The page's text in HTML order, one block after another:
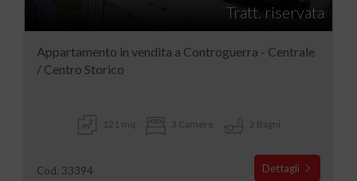
Tratt. riservata
Appartamento in vendita a Controguerra - Centrale
/ Centro Storico
121 mq 3 Camere 2 Bagni
Cod. 33394 Dettagli